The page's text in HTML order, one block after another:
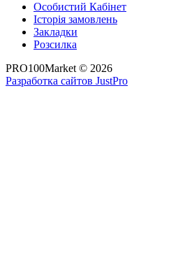
Особистий Кабінет
Історія замовлень
Закладки
Розсилка
PRO100Market © 2026
Разработка сайтов JustPro